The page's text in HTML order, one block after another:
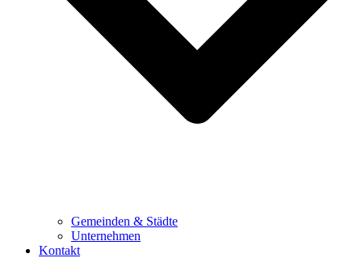
Gemeinden & Städte
Unternehmen
Kontakt